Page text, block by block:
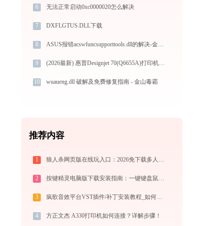
6 无法正常启动0xc0000020怎么解决
7 DXFLGTUS.DLL下载
8 ASUS报错acswfuncsupporttools.dll的解决-金山毒霸
9 (2026最新) 惠普Designjet 70(Q6655A)打印机连接指南 - 金山毒霸
10 wuaueng.dll 破解及免费修复指南 - 金山毒霸
推荐内容
1 狼人杀网页版在线玩入口：2026免下载多人联机狼人杀，新手实战晋级攻略
2 按键精灵电脑版下载安装指南：一键键盘鼠标模拟实现电脑自动办公与挂机
3 疯歌音效平台VST插件/补丁安装教程_如何加载插件效果包
4 方正文杰 A330打印机如何连接？详解步骤！